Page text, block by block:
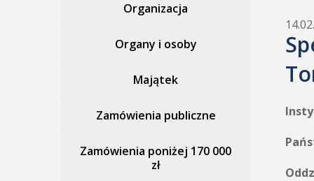
Organizacja
Organy i osoby
Majątek
Zamówienia publiczne
Zamówienia poniżej 170 000
zł